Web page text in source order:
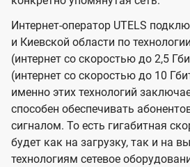
Интернет-оператор UTELS
и Киевской области по
(интернет со скоростью до 2,5
(интернет со скоростью до 10
именно этих технологий
способен обеспечивать
сигналом. То есть гигабитная
будет как на загрузку, так и на
технологиям сетевое